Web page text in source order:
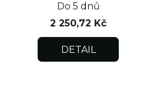
Do 5 dnů
2 250,72 Kč
DETAIL